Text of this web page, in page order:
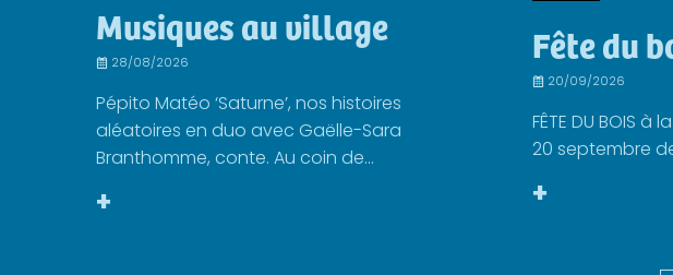
Musiques au village
28/08/2026
Pépito Matéo ‘Saturne’, nos histoires
aléatoires en duo avec Gaëlle-Sara
Branthomme, conte. Au coin de...
+
Fête du
20/09/2026
FÊTE DU BOIS
20 septembre
+